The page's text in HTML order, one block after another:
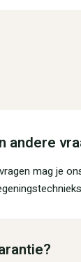
andere
mag je